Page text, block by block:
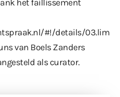
het faillissement
#!/details/03.lim
van Boels Zanders
als curator.